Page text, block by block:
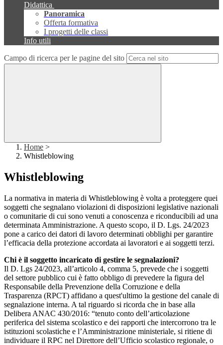
Didattica
Panoramica
Offerta formativa
I progetti delle classi
Info utili
Campo di ricerca per le pagine del sito
Home >
Whistleblowing
Whistleblowing
La normativa in materia di Whistleblowing è volta a proteggere quei
soggetti che segnalano violazioni di disposizioni legislative nazionali
o comunitarie di cui sono venuti a conoscenza e riconducibili ad una
determinata Amministrazione. A questo scopo, il D. Lgs. 24/2023
pone a carico dei datori di lavoro determinati obblighi per garantire
l’efficacia della protezione accordata ai lavoratori e ai soggetti terzi.
Chi è il soggetto incaricato di gestire le segnalazioni?
Il D. Lgs 24/2023, all’articolo 4, comma 5, prevede che i soggetti
del settore pubblico cui è fatto obbligo di prevedere la figura del
Responsabile della Prevenzione della Corruzione e della
Trasparenza (RPCT) affidano a quest'ultimo la gestione del canale di
segnalazione interna. A tal riguardo si ricorda che in base alla
Delibera ANAC 430/2016: “tenuto conto dell’articolazione
periferica del sistema scolastico e dei rapporti che intercorrono tra le
istituzioni scolastiche e l’Amministrazione ministeriale, si ritiene di
individuare il RPC nel Direttore dell’Ufficio scolastico regionale, o